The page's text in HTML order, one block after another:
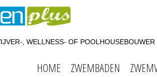
, WELLNESS- OF
HOME ZWEMBADEN